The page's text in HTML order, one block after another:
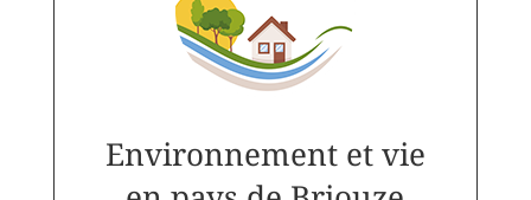
Environnement et vie